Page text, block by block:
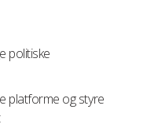
politiske
platforme og styre